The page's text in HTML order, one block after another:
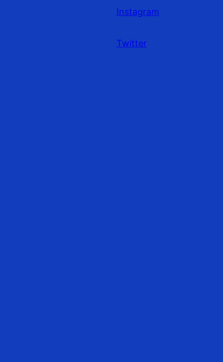
Instagram
Twitter